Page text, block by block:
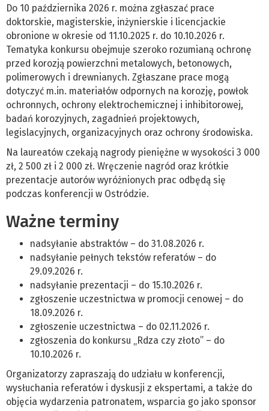
Do 10 października 2026 r. można zgłaszać prace
doktorskie, magisterskie, inżynierskie i licencjackie
obronione w okresie od 11.10.2025 r. do 10.10.2026 r.
Tematyka konkursu obejmuje szeroko rozumianą ochronę
przed korozją powierzchni metalowych, betonowych,
polimerowych i drewnianych. Zgłaszane prace mogą
dotyczyć m.in. materiałów odpornych na korozję, powłok
ochronnych, ochrony elektrochemicznej i inhibitorowej,
badań korozyjnych, zagadnień projektowych,
legislacyjnych, organizacyjnych oraz ochrony środowiska.
Na laureatów czekają nagrody pieniężne w wysokości 3 000
zł, 2 500 zł i 2 000 zł. Wręczenie nagród oraz krótkie
prezentacje autorów wyróżnionych prac odbędą się
podczas konferencji w Ostródzie.
Ważne terminy
nadsyłanie abstraktów – do 31.08.2026 r.
nadsyłanie pełnych tekstów referatów – do
29.09.2026 r.
nadsyłanie prezentacji – do 15.10.2026 r.
zgłoszenie uczestnictwa w promocji cenowej – do
18.09.2026 r.
zgłoszenie uczestnictwa – do 02.11.2026 r.
zgłoszenia do konkursu „Rdza czy złoto” – do
10.10.2026 r.
Organizatorzy zapraszają do udziału w konferencji,
wysłuchania referatów i dyskusji z ekspertami, a także do
objęcia wydarzenia patronatem, wsparcia go jako sponsor